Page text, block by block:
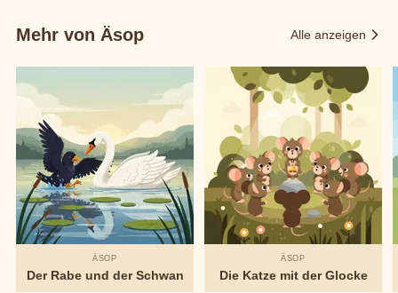
Mehr von Äsop Alle anzeigen
ÄSOP
Der Rabe und der Schwan
ÄSOP
Die Katze mit der Glocke